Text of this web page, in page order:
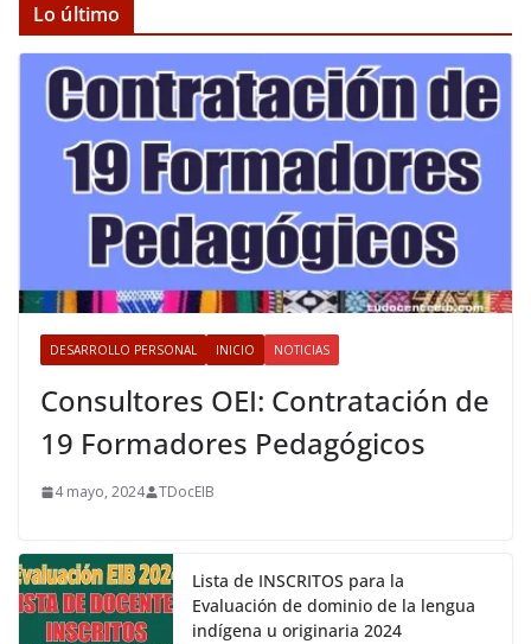
Lo último
DESARROLLO PERSONAL INICIO NOTICIAS
Consultores OEI: Contratación de
19 Formadores Pedagógicos
4 mayo, 2024 TDocEIB
Lista de INSCRITOS para la
Evaluación de dominio de la lengua
indígena u originaria 2024